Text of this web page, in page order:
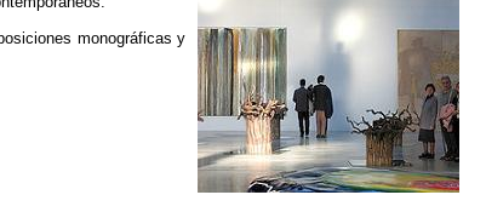
monográficas y